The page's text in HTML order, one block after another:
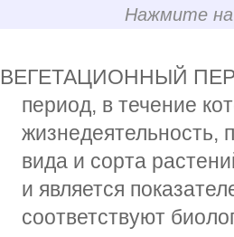
Нажмите на
ВЕГЕТАЦИОННЫЙ
период, в течение
жизнедеятельность,
вида и сорта
и является
соответствуют